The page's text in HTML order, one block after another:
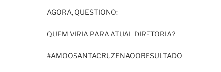
AGORA, QUESTIONO:
QUEM VIRIA PARA ATUAL DIRETORIA?
#AMOOSANTACRUZENAOORESULTADO